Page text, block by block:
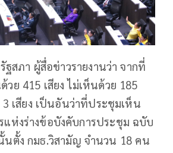
ฐสภา ผู้สื่อข่าวรายงานว่า จากที่
ย 415 เสียง ไม่เห็นด้วย 185
3 เสียง เป็นอันว่าที่ประชุมเห็น
แห่งร่างข้อบังคับการประชุม ฉบับ
นตั้ง กมธ.วิสามัญ จำนวน 18 คน